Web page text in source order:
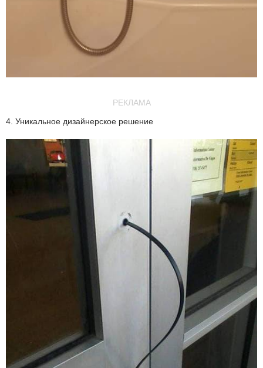
РЕКЛАМА
4. Уникальное дизайнерское решение